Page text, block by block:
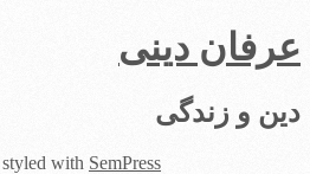
عرفان دینی
دین و زندگی
with SemPress